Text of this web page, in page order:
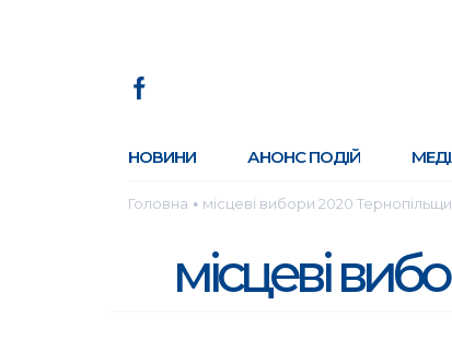
НОВИНИ АНОНС ПОДІЙ
Головна ● місцеві вибори 2020
місцеві